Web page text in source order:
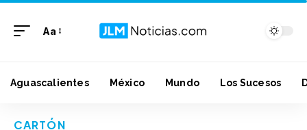
Aa
Aguascalientes México Mundo Los Sucesos
CARTÓN